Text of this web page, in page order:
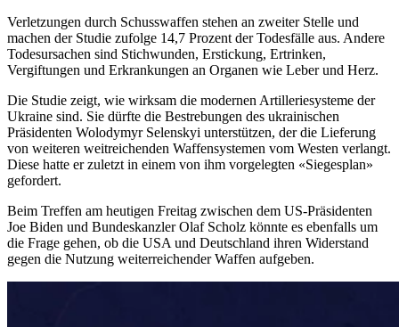
Verletzungen durch Schusswaffen stehen an zweiter Stelle und
machen der Studie zufolge 14,7 Prozent der Todesfälle aus. Andere
Todesursachen sind Stichwunden, Erstickung, Ertrinken,
Vergiftungen und Erkrankungen an Organen wie Leber und Herz.
Die Studie zeigt, wie wirksam die modernen Artilleriesysteme der
Ukraine sind. Sie dürfte die Bestrebungen des ukrainischen
Präsidenten Wolodymyr Selenskyi unterstützen, der die Lieferung
von weiteren weitreichenden Waffensystemen vom Westen verlangt.
Diese hatte er zuletzt in einem von ihm vorgelegten «Siegesplan»
gefordert.
Beim Treffen am heutigen Freitag zwischen dem US-Präsidenten
Joe Biden und Bundeskanzler Olaf Scholz könnte es ebenfalls um
die Frage gehen, ob die USA und Deutschland ihren Widerstand
gegen die Nutzung weiterreichender Waffen aufgeben.